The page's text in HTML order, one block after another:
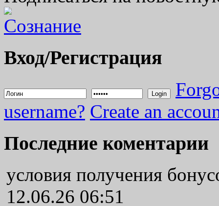
Вход/Регистрация
Login
username? Create an
Последние коментарии
условия получения
12.06.26 06:51